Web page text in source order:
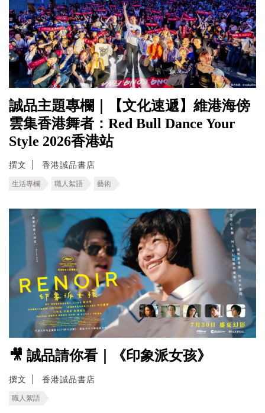
誠品主題專欄｜【文化速遞】維港海傍
雲集香港舞者：Red Bull Dance Your
Style 2026香港站
撰文 香港誠品書店
生活專欄 職人絮語 藝術
🎥 誠品請你看｜《印象派女孩》
撰文 香港誠品書店
職人絮語